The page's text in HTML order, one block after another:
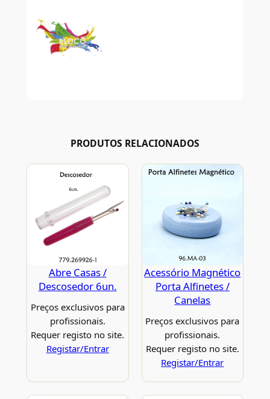
PRODUTOS RELACIONADOS
Abre Casas /
Descosedor 6un.
Preços exclusivos para
profissionais.
Requer registo no site.
Registar/Entrar
Acessório Magnético
Porta Alfinetes /
Canelas
Preços exclusivos para
profissionais.
Requer registo no site.
Registar/Entrar